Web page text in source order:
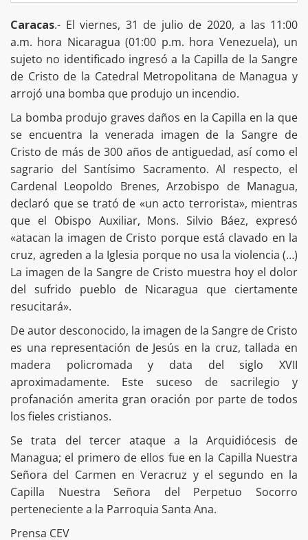
Caracas.- El viernes, 31 de julio de 2020, a las 11:00
a.m. hora Nicaragua (01:00 p.m. hora Venezuela), un
sujeto no identificado ingresó a la Capilla de la Sangre
de Cristo de la Catedral Metropolitana de Managua y
arrojó una bomba que produjo un incendio.
La bomba produjo graves daños en la Capilla en la que
se encuentra la venerada imagen de la Sangre de
Cristo de más de 300 años de antiguedad, así como el
sagrario del Santísimo Sacramento. Al respecto, el
Cardenal Leopoldo Brenes, Arzobispo de Managua,
declaró que se trató de «un acto terrorista», mientras
que el Obispo Auxiliar, Mons. Silvio Báez, expresó
«atacan la imagen de Cristo porque está clavado en la
cruz, agreden a la Iglesia porque no usa la violencia (…)
La imagen de la Sangre de Cristo muestra hoy el dolor
del sufrido pueblo de Nicaragua que ciertamente
resucitará».
De autor desconocido, la imagen de la Sangre de Cristo
es una representación de Jesús en la cruz, tallada en
madera policromada y data del siglo XVII
aproximadamente. Este suceso de sacrilegio y
profanación amerita gran oración por parte de todos
los fieles cristianos.
Se trata del tercer ataque a la Arquidiócesis de
Managua; el primero de ellos fue en la Capilla Nuestra
Señora del Carmen en Veracruz y el segundo en la
Capilla Nuestra Señora del Perpetuo Socorro
perteneciente a la Parroquia Santa Ana.
Prensa CEV